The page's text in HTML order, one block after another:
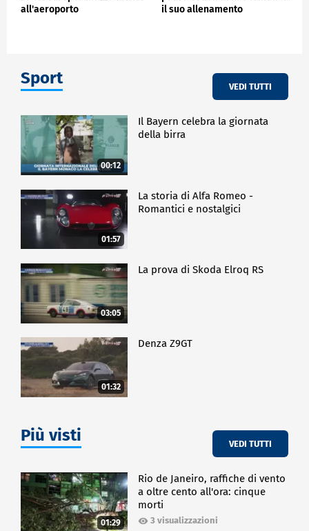
all'aeroporto
il suo allenamento
Sport VEDI TUTTI
00:12
Il Bayern celebra la giornata
della birra
01:57
La storia di Alfa Romeo -
Romantici e nostalgici
03:05
La prova di Skoda Elroq RS
01:32
Denza Z9GT
Più visti VEDI TUTTI
01:29
Rio de Janeiro, raffiche di vento
a oltre cento all'ora: cinque
morti
3 visualizzazioni